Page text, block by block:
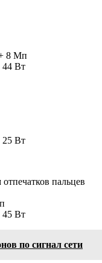
8 Мп
44 Вт
25 Вт
пальцев
45 Вт
по сигнал сети